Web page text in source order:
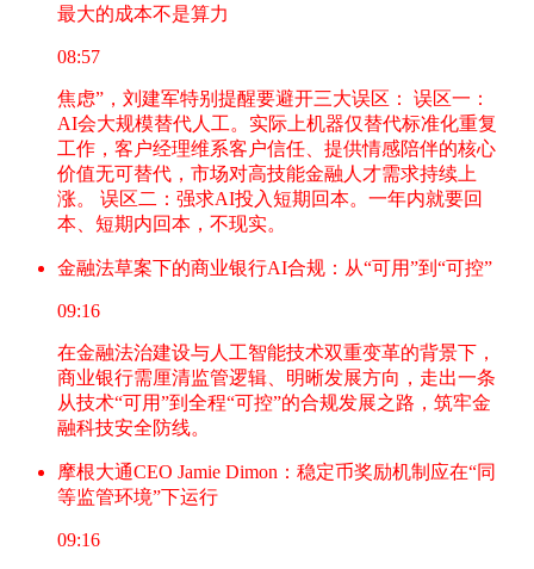
最大的成本不是算力
08:57
焦虑”，刘建军特别提醒要避开三大误区： 误区一：
AI会大规模替代人工。实际上机器仅替代标准化重复
工作，客户经理维系客户信任、提供情感陪伴的核心
价值无可替代，市场对高技能金融人才需求持续上
涨。 误区二：强求AI投入短期回本。一年内就要回
本、短期内回本，不现实。
金融法草案下的商业银行AI合规：从“可用”到“可控”
09:16
在金融法治建设与人工智能技术双重变革的背景下，
商业银行需厘清监管逻辑、明晰发展方向，走出一条
从技术“可用”到全程“可控”的合规发展之路，筑牢金
融科技安全防线。
摩根大通CEO Jamie Dimon：稳定币奖励机制应在“同
等监管环境”下运行
09:16